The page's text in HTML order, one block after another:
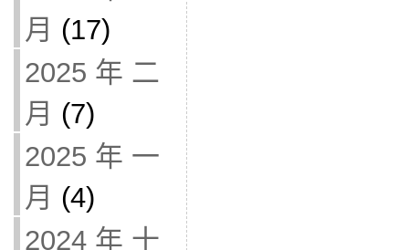
月 (17)
2025 年 二
月 (7)
2025 年 一
月 (4)
2024 年 十